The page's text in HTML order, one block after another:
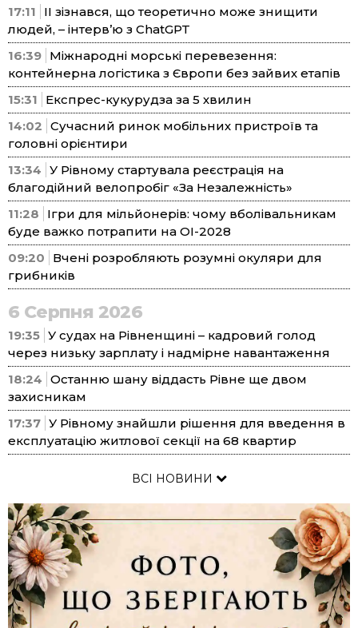
17:11
ІІ зізнався, що теоретично може знищити
людей, – інтерв’ю з ChatGPT
16:39 Міжнародні морські перевезення:
контейнерна логістика з Європи без зайвих етапів
15:31
Експрес-кукурудза за 5 хвилин
14:02 Сучасний ринок мобільних пристроїв та
головні орієнтири
13:34 У Рівному стартувала реєстрація на
благодійний велопробіг «За Незалежність»
11:28
Ігри для мільйонерів: чому вболівальникам
буде важко потрапити на ОІ-2028
09:20
Вчені розробляють розумні окуляри для
грибників
6 Серпня 2026
19:35 У судах на Рівненщині – кадровий голод
через низьку зарплату і надмірне навантаження
18:24 Останню шану віддасть Рівне ще двом
захисникам
17:37 У Рівному знайшли рішення для введення в
експлуатацію житлової секції на 68 квартир
ВСІ НОВИНИ